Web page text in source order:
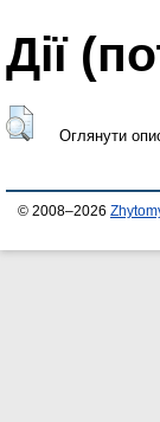
Дії
Оглянути
© 2008–2026